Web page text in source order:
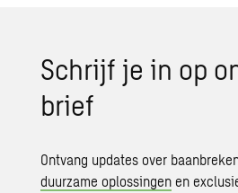
Schrijf je in op
brief
Ontvang updates over
duurzame oplossingen en